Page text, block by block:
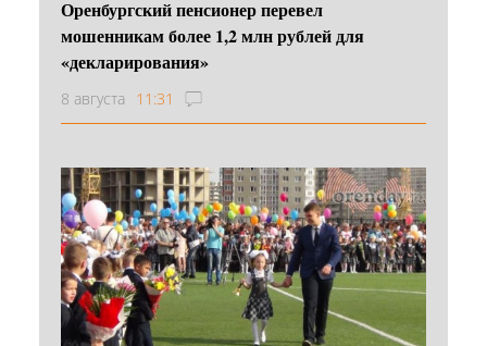
Оренбургский пенсионер перевел
мошенникам более 1,2 млн рублей для
«декларирования»
8 августа 11:31